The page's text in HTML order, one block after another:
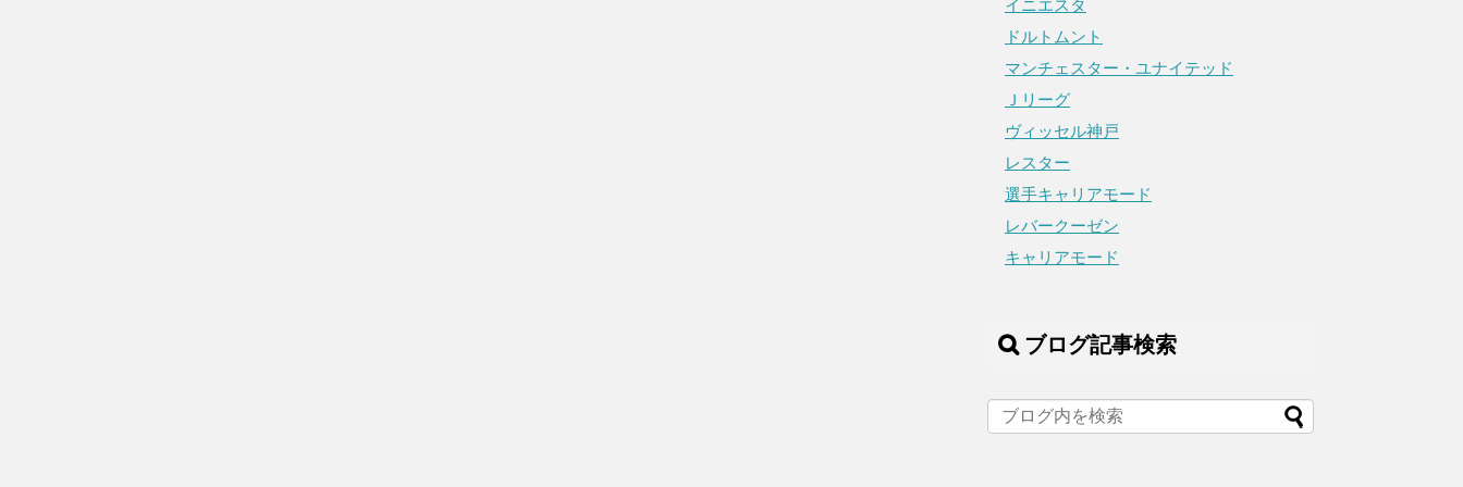
イニエスタ
ドルトムント
マンチェスター・ユナイテッド
Ｊリーグ
ヴィッセル神戸
レスター
選手キャリアモード
レバークーゼン
キャリアモード
ブログ記事検索